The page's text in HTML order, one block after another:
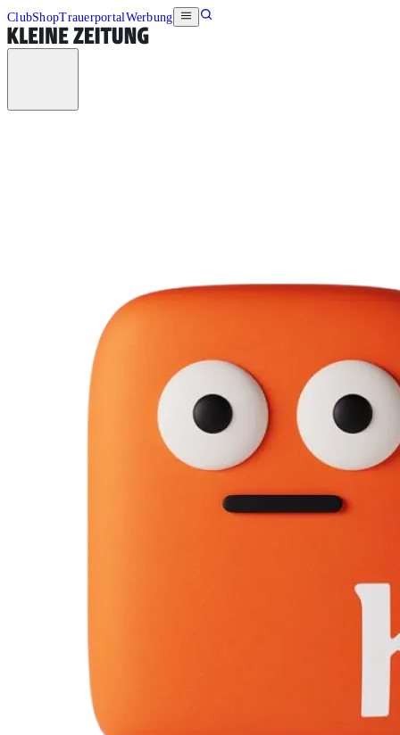
ClubShopTrauerportalWerbung